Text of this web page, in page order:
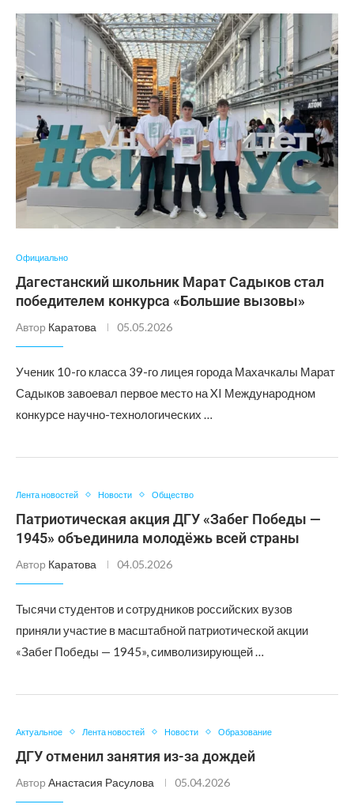
Официально
Дагестанский школьник Марат Садыков стал
победителем конкурса «Большие вызовы»
Автор Каратова 05.05.2026
Ученик 10-го класса 39-го лицея города Махачкалы Марат
Садыков завоевал первое место на XI Международном
конкурсе научно-технологических …
Лента новостей Новости Общество
Патриотическая акция ДГУ «Забег Победы —
1945» объединила молодёжь всей страны
Автор Каратова 04.05.2026
Тысячи студентов и сотрудников российских вузов
приняли участие в масштабной патриотической акции
«Забег Победы — 1945», символизирующей …
Актуальное Лента новостей Новости Образование
ДГУ отменил занятия из-за дождей
Автор Анастасия Расулова 05.04.2026